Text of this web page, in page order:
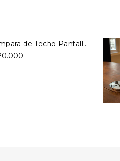
Lámpara de Techo Pantalla Triple Crudo